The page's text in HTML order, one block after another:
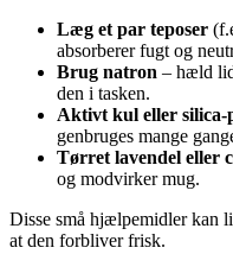
Læg et par teposer
absorberer fugt og
Brug natron – hæld
den i tasken.
Aktivt kul eller silica-
genbruges mange
Tørret lavendel eller
og modvirker mug.
Disse små hjælpemidler kan
at den forbliver frisk.